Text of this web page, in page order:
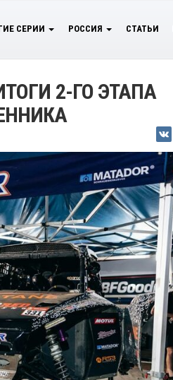
СЕРИИ РОССИЯ СТАТЬИ
2-ГО ЭТАПА